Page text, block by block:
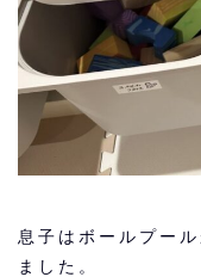
息子はボールプー
ました。